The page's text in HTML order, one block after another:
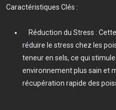
Caractéristiques Clés :
Réduction du Stress :
réduire le stress chez les
teneur en sels, ce qui
environnement plus sain et
récupération rapide des